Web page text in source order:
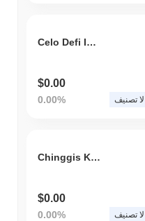
Celo Defi Index (ubeswap)
$0.00
0.00% لا تصنيف
Chinggis Khaan
$0.00
0.00% لا تصنيف